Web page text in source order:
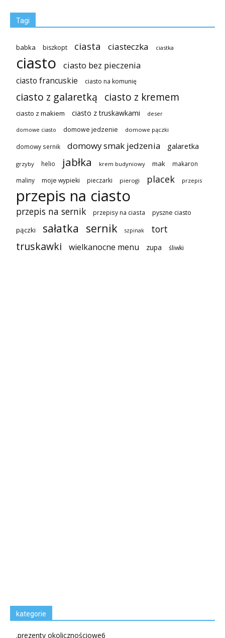
Tagi
babka biszkopt ciasta ciasteczka ciastka
ciasto ciasto bez pieczenia
ciasto francuskie ciasto na komunię
ciasto z galaretką ciasto z kremem
ciasto z makiem ciasto z truskawkami deser
domowe ciasto domowe jedzenie domowe pączki
domowy sernik domowy smak jedzenia galaretka
grzyby helio jabłka krem budyniowy mak makaron
maliny moje wypieki pieczarki pierogi placek przepis
przepis na ciasto
przepis na sernik przepisy na ciasta pyszne ciasto
pączki sałatka sernik szpinak tort
truskawki wielkanocne menu zupa śliwki
kategorie
.prezenty okolicznościowe6